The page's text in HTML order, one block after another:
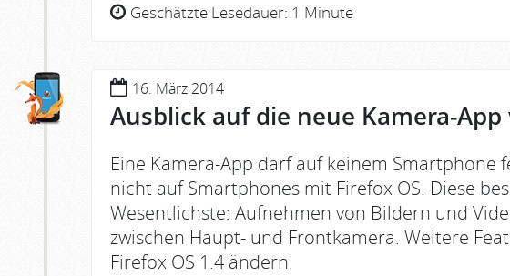
Geschätzte Lesedauer: 1 Minute
16. März 2014
Ausblick auf die neue Kamera-App
Eine Kamera-App darf auf keinem Smartphone
nicht auf Smartphones mit Firefox OS. Diese
Wesentlichste: Aufnehmen von Bildern und
zwischen Haupt- und Frontkamera. Weitere
Firefox OS 1.4 ändern.